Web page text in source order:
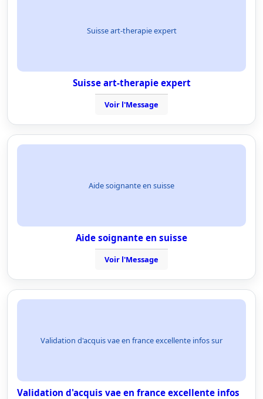
Suisse art-therapie expert
Suisse art-therapie expert
Voir l'Message
Aide soignante en suisse
Aide soignante en suisse
Voir l'Message
Validation d'acquis vae en france excellente infos sur
Validation d'acquis vae en france excellente infos